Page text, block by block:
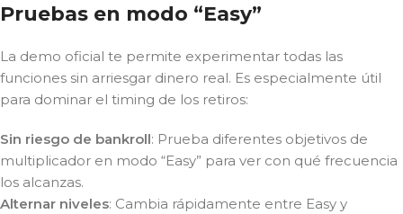
Pruebas en modo “Easy”
La demo oficial te permite experimentar todas las
funciones sin arriesgar dinero real. Es especialmente útil
para dominar el timing de los retiros:
Sin riesgo de bankroll: Prueba diferentes objetivos de
multiplicador en modo “Easy” para ver con qué frecuencia
los alcanzas.
Alternar niveles: Cambia rápidamente entre Easy y